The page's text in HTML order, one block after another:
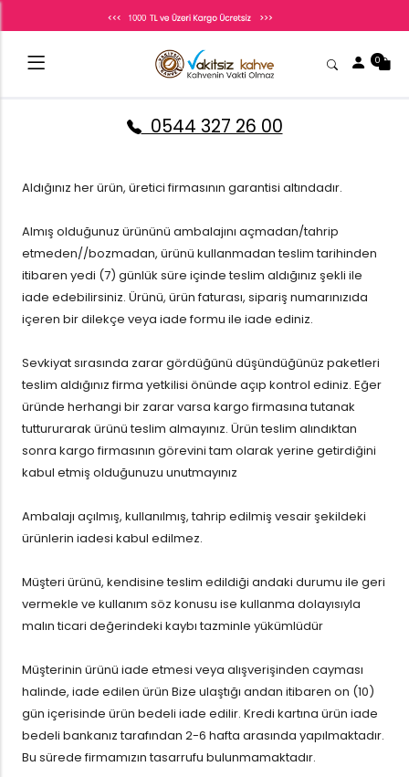
0
0544 327 26 00
Aldığınız her ürün, üretici firmasının garantisi altındadır.
Almış olduğunuz ürününü ambalajını açmadan/tahrip
etmeden//bozmadan, ürünü kullanmadan teslim tarihinden
itibaren yedi (7) günlük süre içinde teslim aldığınız şekli ile
iade edebilirsiniz. Ürünü, ürün faturası, sipariş numarınızıda
içeren bir dilekçe veya iade formu ile iade ediniz.
Sevkiyat sırasında zarar gördüğünü düşündüğünüz paketleri
teslim aldığınız firma yetkilisi önünde açıp kontrol ediniz. Eğer
üründe herhangi bir zarar varsa kargo firmasına tutanak
tuttururarak ürünü teslim almayınız. Ürün teslim alındıktan
sonra kargo firmasının görevini tam olarak yerine getirdiğini
kabul etmiş olduğunuzu unutmayınız
Ambalajı açılmış, kullanılmış, tahrip edilmiş vesair şekildeki
ürünlerin iadesi kabul edilmez.
Müşteri ürünü, kendisine teslim edildiği andaki durumu ile geri
vermekle ve kullanım söz konusu ise kullanma dolayısıyla
malın ticari değerindeki kaybı tazminle yükümlüdür
Müşterinin ürünü iade etmesi veya alışverişinden cayması
halinde, iade edilen ürün Bize ulaştığı andan itibaren on (10)
gün içerisinde ürün bedeli iade edilir. Kredi kartına ürün iade
bedeli bankanız tarafından 2-6 hafta arasında yapılmaktadır.
Bu sürede firmamızın tasarrufu bulunmamaktadır.